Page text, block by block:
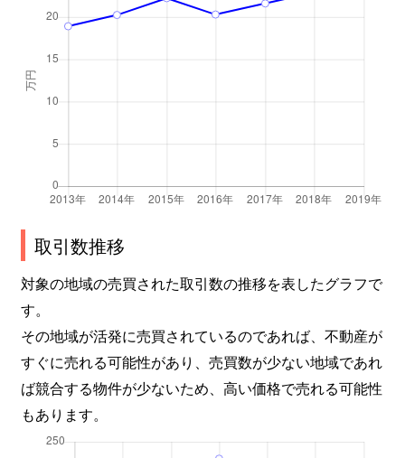
取引数推移
対象の地域の売買された取引数の推移を表したグラフで
す。
その地域が活発に売買されているのであれば、不動産が
すぐに売れる可能性があり、売買数が少ない地域であれ
ば競合する物件が少ないため、高い価格で売れる可能性
もあります。